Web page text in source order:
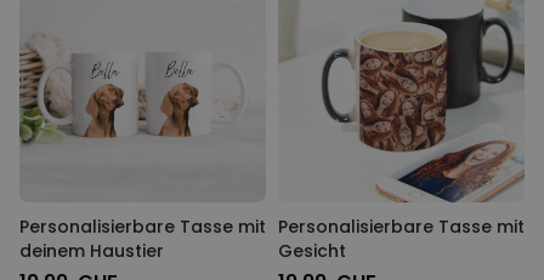
Personalisierbare Tasse mit
deinem Haustier
Personalisierbare Tasse mit
Gesicht